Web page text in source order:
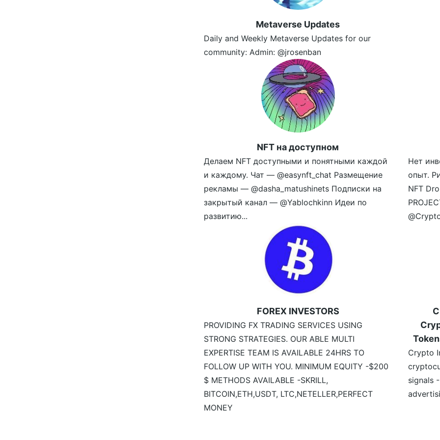
Metaverse Updates
Daily and Weekly Metaverse Updates for our
community: Admin: @jrosenban
NFT на доступном
Делаем NFT доступными и понятными каждой
и каждому. Чат — @easynft_chat Размещение
рекламы — @dasha_matushinets Подписки на
закрытый канал — @Yablochkinn Идеи по
развитию...
Нет
опыт.
NFT
FOREX INVESTORS
PROVIDING FX TRADING SERVICES USING
STRONG STRATEGIES. OUR ABLE MULTI
EXPERTISE TEAM IS AVAILABLE 24HRS TO
FOLLOW UP WITH YOU. MINIMUM EQUITY -$200
$ METHODS AVAILABLE -SKRILL,
BITCOIN,ETH,USDT, LTC,NETELLER,PERFECT
MONEY
Crypto
signals